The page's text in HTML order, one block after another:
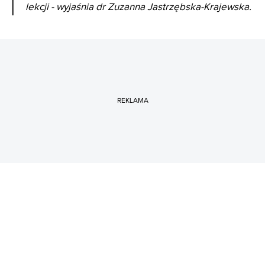
lekcji - wyjaśnia dr Zuzanna Jastrzębska-Krajewska.
REKLAMA